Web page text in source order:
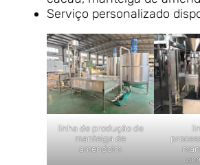
Serviço personalizado
linha de produção de
manteiga de
amendoim